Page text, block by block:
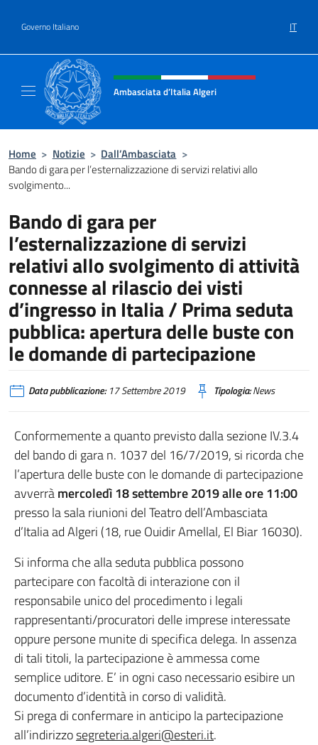
Governo Italiano IT
Intestazione sito, social e menù
Ambasciata d’Italia Algeri
Home > Notizie > Dall’Ambasciata >
Bando di gara per l’esternalizzazione di servizi relativi allo
svolgimento...
Bando di gara per
l’esternalizzazione di servizi
relativi allo svolgimento di attività
connesse al rilascio dei visti
d’ingresso in Italia / Prima seduta
pubblica: apertura delle buste con
le domande di partecipazione
Data pubblicazione:17 Settembre 2019 Tipologia:News
Conformemente a quanto previsto dalla sezione IV.3.4
del bando di gara n. 1037 del 16/7/2019, si ricorda che
l’apertura delle buste con le domande di partecipazione
avverràmercoledì 18 settembre 2019 alle ore 11:00
presso la sala riunioni del Teatro dell’Ambasciata
d’Italia ad Algeri (18, rue Ouidir Amellal, El Biar 16030).
Si informa che alla seduta pubblica possono
partecipare con facoltà di interazione con il
responsabile unico del procedimento i legali
rappresentanti/procuratori delle imprese interessate
oppure persone munite di specifica delega. In assenza
di tali titoli, la partecipazione è ammessa come
semplice uditore. E’ in ogni caso necessario esibire un
documento d’identità in corso di validità.
Si prega di confermare in anticipo la partecipazione
all’indirizzosegreteria.algeri@esteri.it.